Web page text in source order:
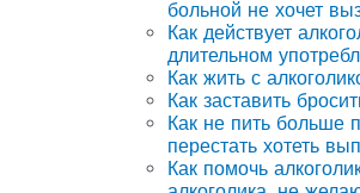
больной не хочет
Как действует
длительном
Как жить с
Как заставить
Как не пить больше
перестать хотеть
Как помочь